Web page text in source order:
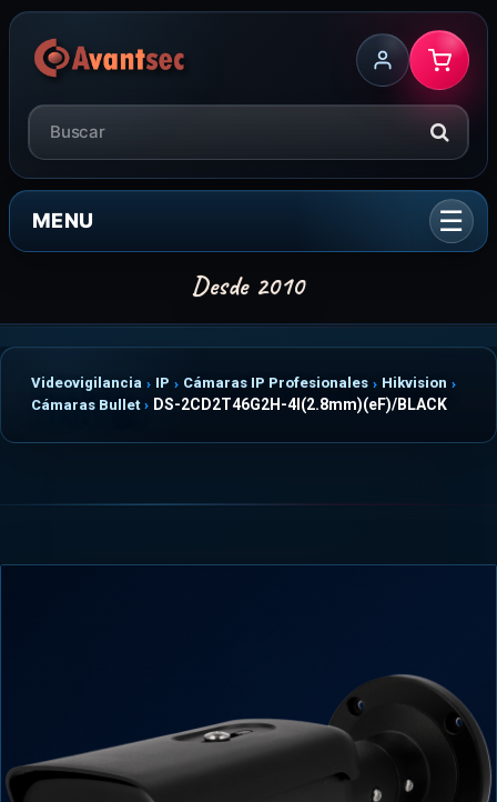
MENU
Videovigilancia IP Cámaras IP Profesionales
Hikvision
Cámaras Bullet
DS-2CD2T46G2H-4I(2.8mm)(eF)/BLACK